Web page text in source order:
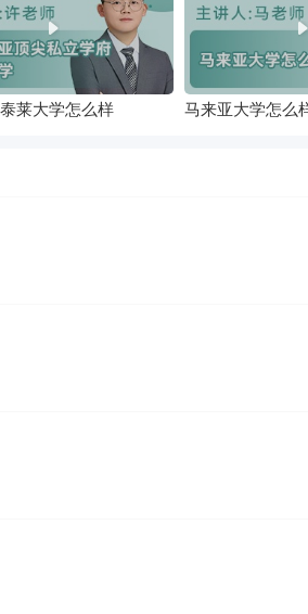
莱大学怎么样 马来亚大学怎么